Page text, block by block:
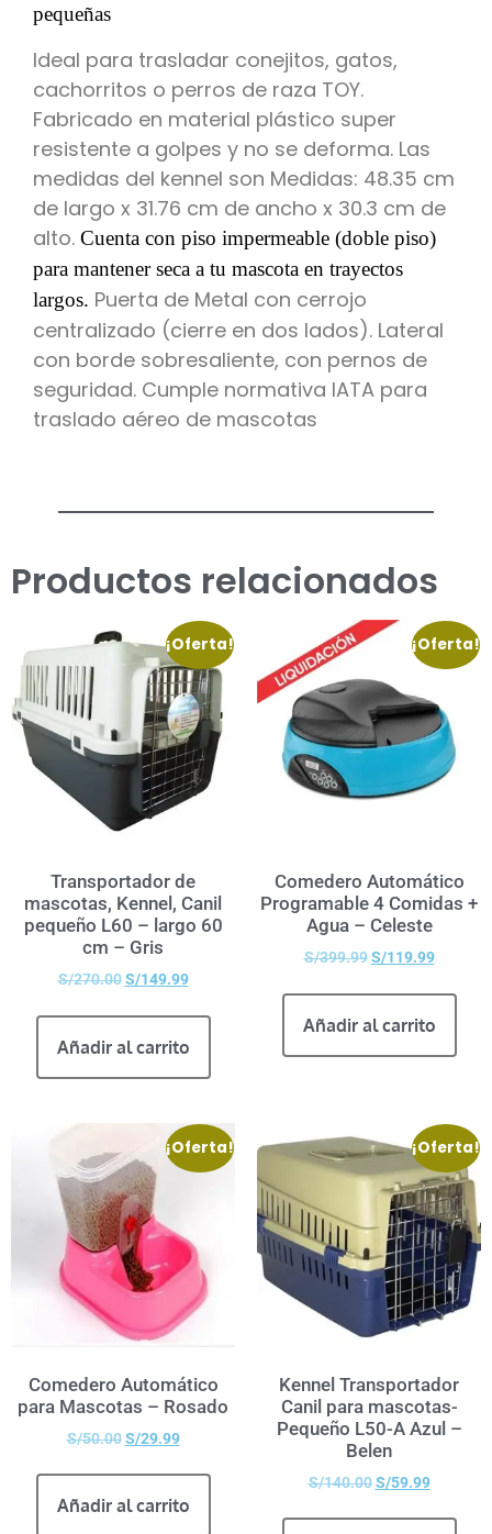
pequeñas
Ideal para trasladar conejitos, gatos,
cachorritos o perros de raza TOY.
Fabricado en material plástico super
resistente a golpes y no se deforma. Las
medidas del kennel son Medidas: 48.35 cm
de largo x 31.76 cm de ancho x 30.3 cm de
alto. Cuenta con piso impermeable (doble piso)
para mantener seca a tu mascota en trayectos
largos. Puerta de Metal con cerrojo
centralizado (cierre en dos lados). Lateral
con borde sobresaliente, con pernos de
seguridad. Cumple normativa IATA para
traslado aéreo de mascotas
Productos relacionados
¡Oferta!
Transportador de
mascotas, Kennel, Canil
pequeño L60 – largo 60
cm – Gris
S/270.00 S/149.99
Añadir al carrito
¡Oferta!
Comedero Automático
Programable 4 Comidas +
Agua – Celeste
S/399.99 S/119.99
Añadir al carrito
¡Oferta!
Comedero Automático
para Mascotas – Rosado
S/50.00 S/29.99
Añadir al carrito
¡Oferta!
Kennel Transportador
Canil para mascotas-
Pequeño L50-A Azul –
Belen
S/140.00 S/59.99